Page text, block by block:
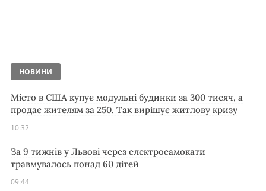
НОВИНИ
Місто в США купує модульні будинки за 300 тисяч, а
продає жителям за 250. Так вирішує житлову кризу
10:32
За 9 тижнів у Львові через електросамокати
травмувалось понад 60 дітей
09:44